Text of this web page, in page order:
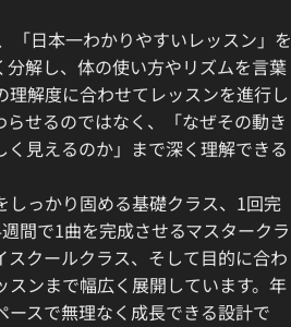
「日本一わかりやすいレッスン」を
解し、体の使い方やリズムを言葉
解度に合わせてレッスンを進行し
せるのではなく、「なぜその動き
見えるのか」まで深く理解できる
っかり固める基礎クラス、1回完
間で1曲を完成させるマスタークラ
クールクラス、そして目的に合わ
ンまで幅広く展開しています。年
スで無理なく成長できる設計で